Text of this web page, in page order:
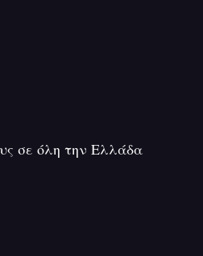
σε όλη την Ελλάδα